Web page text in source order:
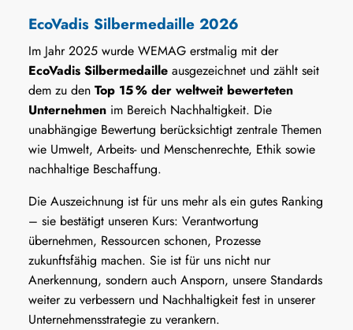
EcoVadis Silbermedaille 2026
Im Jahr 2025 wurde WEMAG erstmalig mit der
EcoVadis Silbermedaille ausgezeichnet und zählt seit
dem zu den Top 15 % der weltweit bewerteten
Unternehmen im Bereich Nachhaltigkeit. Die
unabhängige Bewertung berücksichtigt zentrale Themen
wie Umwelt, Arbeits- und Menschenrechte, Ethik sowie
nachhaltige Beschaffung.
Die Auszeichnung ist für uns mehr als ein gutes Ranking
– sie bestätigt unseren Kurs: Verantwortung
übernehmen, Ressourcen schonen, Prozesse
zukunftsfähig machen. Sie ist für uns nicht nur
Anerkennung, sondern auch Ansporn, unsere Standards
weiter zu verbessern und Nachhaltigkeit fest in unserer
Unternehmensstrategie zu verankern.